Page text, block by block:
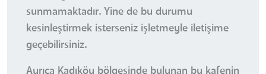
sunmamaktadır. Yine de bu durumu
kesinleştirmek isterseniz işletmeyle iletişime
geçebilirsiniz.
Ayrıca Kadıköy bölgesinde bulunan bu kafenin